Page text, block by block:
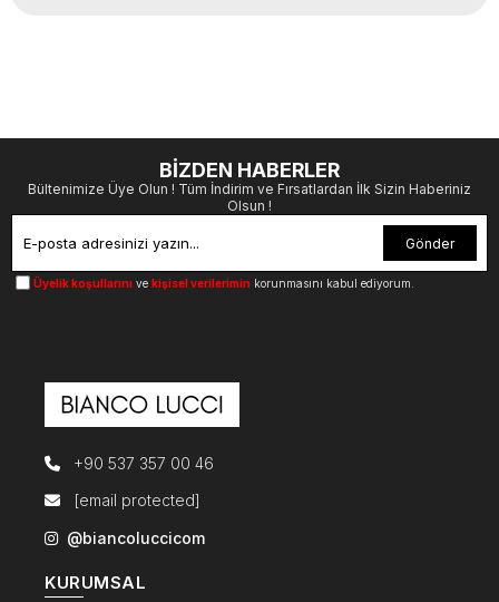
BİZDEN HABERLER
Bültenimize Üye Olun ! Tüm İndirim ve Fırsatlardan İlk Sizin Haberiniz
Olsun !
Gönder
Üyelik koşullarını ve kişisel verilerimin korunmasını kabul ediyorum.
+90 537 357 00 46
[email protected]
@biancoluccicom
KURUMSAL